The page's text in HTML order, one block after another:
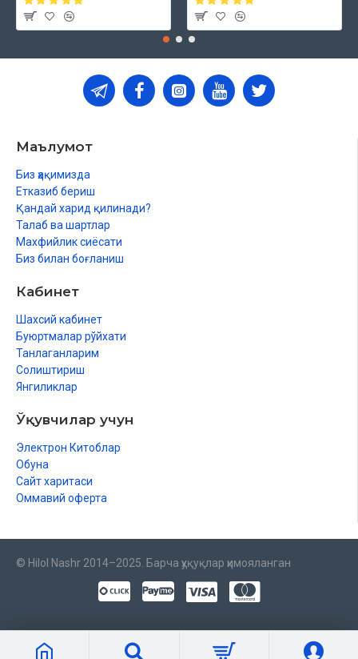
Маълумот
Биз ҳақимизда
Етказиб бериш
Қандай харид қилинади?
Талаб ва шартлар
Махфийлик сиёсати
Биз билан боғланиш
Кабинет
Шахсий кабинет
Буюртмалар рўйхати
Танлаганларим
Солиштириш
Янгиликлар
Ўқувчилар учун
Электрон Китоблар
Обуна
Сайт харитаси
Оммавий оферта
© Hilol Nashr 2014–2025. Барча ҳуқуқлар ҳимояланган